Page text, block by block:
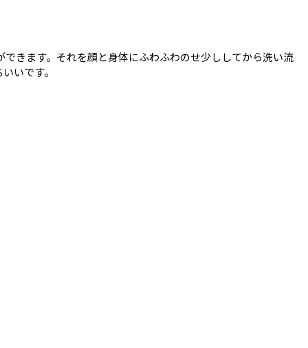
きます。それを顔と身体にふわふわのせ少ししてから洗い流
いです。